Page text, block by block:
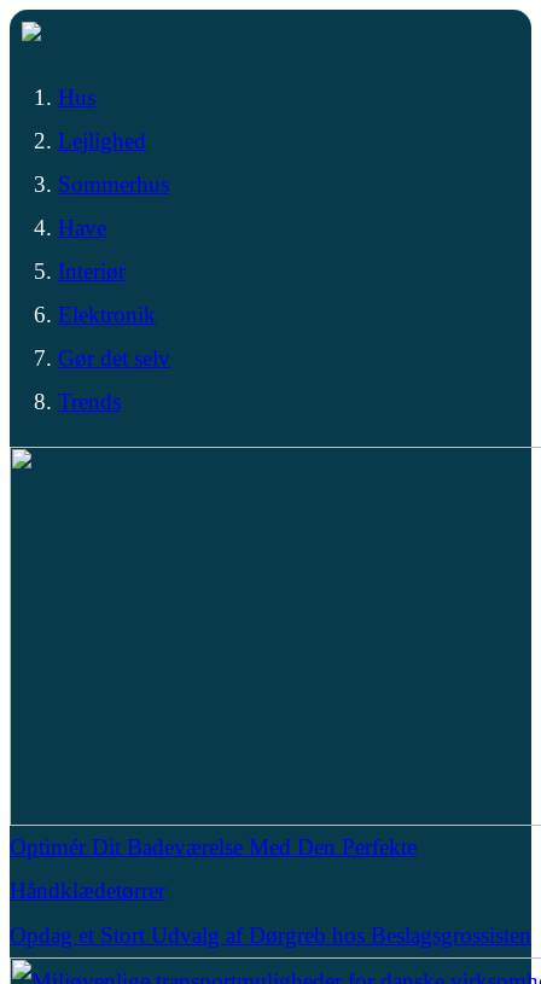
Hus
Lejlighed
Sommerhus
Have
Interiør
Elektronik
Gør det selv
Trends
Optimér Dit Badeværelse Med Den Perfekte
Håndklædetørrer
Opdag et Stort Udvalg af Dørgreb hos Beslagsgrossisten